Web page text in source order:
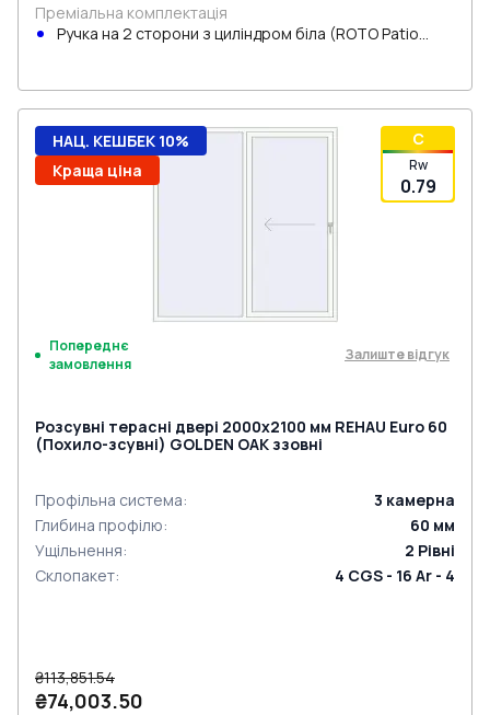
Преміальна комплектація
Ручка на 2 сторони з циліндром біла (ROTO Patio
C
Rw
0.79
НАЦ. КЕШБЕК 10%
Краща ціна
Попереднє
замовлення
Залиште відгук
Розсувні терасні двері 2000x2100 мм REHAU Euro 60
(Похило-зсувні) GOLDEN OAK ззовні
Профільна система: 3 камерна
Глибина профілю: 60 мм
Ущільнення: 2 Рівні
Склопакет: 4 CGS - 16 Ar - 4
₴113,851.54
₴74,003.50